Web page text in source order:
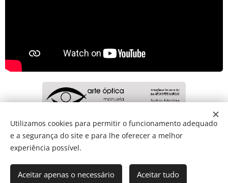
Share
Utilizamos cookies para permitir o funcionamento adequado
e a segurança do site e para lhe oferecer a melhor
experiência possível.
Aceitar apenas o necessário Aceitar tudo